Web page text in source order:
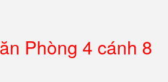
Phòng 4 cánh 8